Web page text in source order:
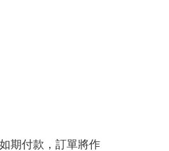
期付款，訂單將作